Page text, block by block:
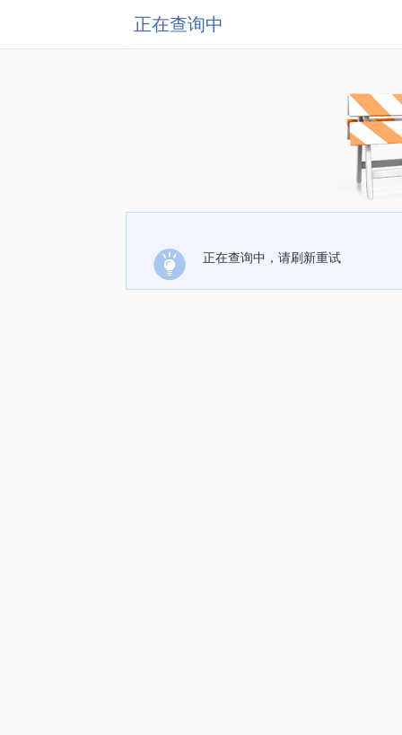
正在查询中
正在查询中，请刷新重试